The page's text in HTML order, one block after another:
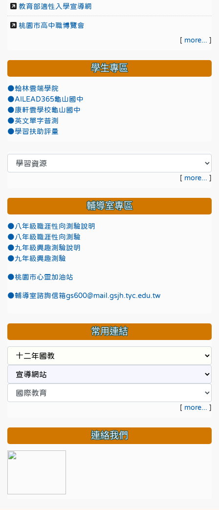
教育部適性入學宣導網
桃園市高中職博覽會
[ more... ]
學生專區
●翰林雲端學院
●AILEAD365龜山國中
●康軒雲學校龜山國中
●英文單字普測
●學習扶助評量
[ more... ]
輔導室專區
●八年級職涯性向測驗說明
●八年級職涯性向測驗
●九年級興趣測驗說明
●九年級興趣測驗
●桃園市心靈加油站
●輔導室諮詢信箱gs600@mail.gsjh.tyc.edu.tw
常用連結
[ more... ]
連絡我們